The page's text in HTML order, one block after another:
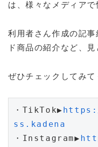
は、様々なメディアで
利用者さん作成の記
ド商品の紹介など、見
ぜひチェックしてみて
・TikTok▶
ss.kadena
・Instagram▶